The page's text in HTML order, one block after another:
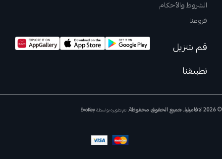
الشروط والأحكام
فروعنا
قم بتنزيل
تطبيقنا
© 2026 لافاميليا, جميع الحقوق محفوظة. تم تطويره بواسطةEvoKey